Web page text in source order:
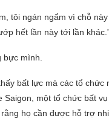
tôi ngán ngẩm vì chỗ
hết lần này tới lần
bực mình.
bất lực mà các tổ
Saigon, một tổ chức bất
họ cần được hỗ trợ